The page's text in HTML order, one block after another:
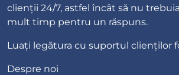
clienții 24/7, astfel încât să nu
mult timp pentru un răspuns.
Luați legătura cu suportul clienților
Despre noi